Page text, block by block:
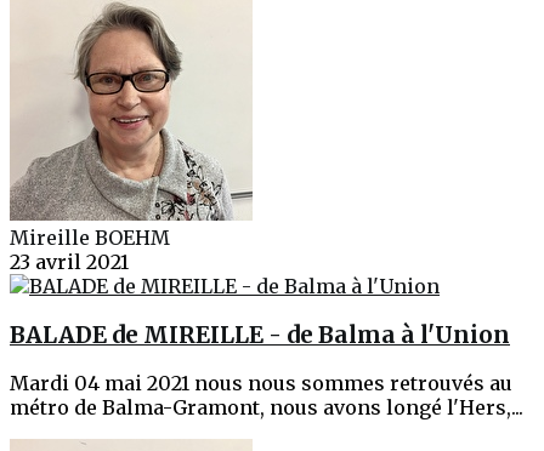
Mireille BOEHM
23 avril 2021
BALADE de MIREILLE - de Balma à l'Union
Mardi 04 mai 2021 nous nous sommes retrouvés au
métro de Balma-Gramont, nous avons longé l'Hers,...